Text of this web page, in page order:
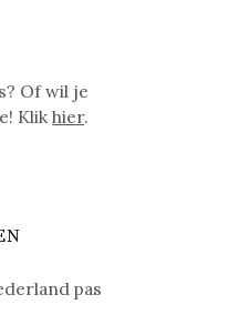
Of wil je
Klikhier.
pas